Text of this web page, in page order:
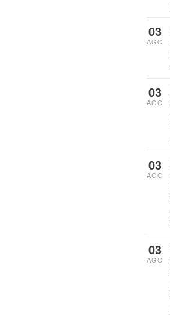
03
AGO
03
AGO
03
AGO
03
AGO